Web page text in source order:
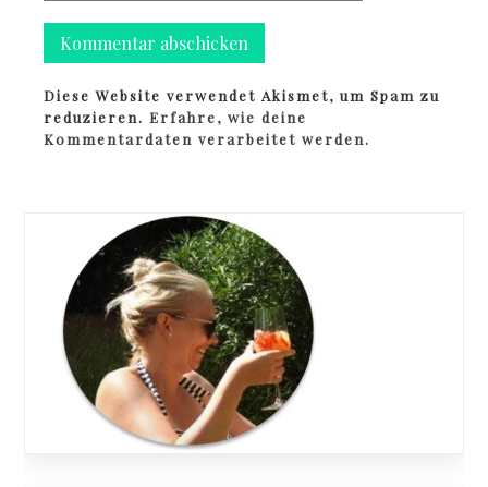
Diese Website verwendet Akismet, um Spam zu
reduzieren.Erfahre, wie deine
Kommentardaten verarbeitet werden.